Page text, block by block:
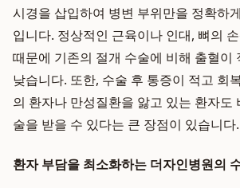
시경을 삽입하여 병변 부위만을 정확하
입니다. 정상적인 근육이나 인대, 뼈의
때문에 기존의 절개 수술에 비해 출혈이
낮습니다. 또한, 수술 후 통증이 적고 회
의 환자나 만성질환을 앓고 있는 환자도
술을 받을 수 있다는 큰 장점이 있습니다.
환자 부담을 최소화하는 더자인병원의